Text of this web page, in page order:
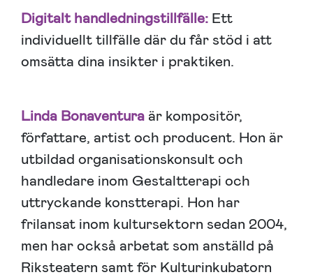
Digitalt handledningstillfälle: Ett
individuellt tillfälle där du får stöd i att
omsätta dina insikter i praktiken.
Linda Bonaventura är kompositör,
författare, artist och producent. Hon är
utbildad organisationskonsult och
handledare inom Gestaltterapi och
uttryckande konstterapi. Hon har
frilansat inom kultursektorn sedan 2004,
men har också arbetat som anställd på
Riksteatern samt för Kulturinkubatorn